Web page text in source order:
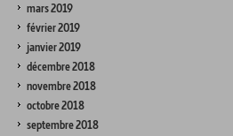
mars 2019
février 2019
janvier 2019
décembre 2018
novembre 2018
octobre 2018
septembre 2018